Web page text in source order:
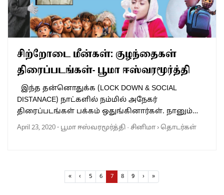
சிற்றோடை மீன்கள்: குழந்தைகள்
திரைப்படங்கள்- பூமா ஈஸ்வரமூர்த்தி
இந்த தன்னொதுக்க (LOCK DOWN & SOCIAL
DISTANACE) நாட்களில் நம்மில் அநேகர்
திரைப்படங்கள் பக்கம் ஒதுங்கினார்கள். நானும்…
April 23, 2020- பூமா ஈஸ்வரமூர்த்தி · சினிமா›தொடர்கள்
« ‹ Page
5 Page
6 Current Page
7 Page
8 Page
9 › »